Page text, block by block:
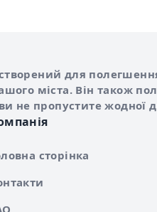
для
міста. Він також
не пропустите жодної
сторінка